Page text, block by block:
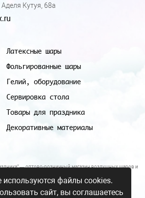
Латексные шары
Фольгированные шары
Гелий, оборудование
Сервировка стола
Товары для праздника
Декоративные материалы
Аделя Кутуя, 68а
— оптово-розничный магазин воздушных шаров и
на данном сайте, не являются публичной офертой.
используются файлы cookies.
сайт, вы соглашаетесь